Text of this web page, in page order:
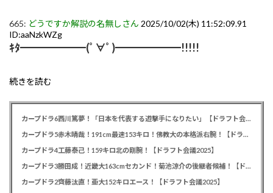
665: どうですか解説の名無しさん 2025/10/02(木) 11:52:09.91
ID:aaNzkWZg
ｷﾀ━━━━━━(ﾟ∀ﾟ)━━━━━━!!!!!
続きを読む
カープドラ6西川篤夢！「日本を代表する遊撃手になりたい」【ドラフト会議2025】
カープドラ5赤木晴哉！191cm最速153キロ！佛教大の本格派右腕！【ドラフト会議2025】
カープドラ4工藤泰己！159キロ北の剛腕！【ドラフト会議2025】
カープドラ3勝田成！近畿大163cmセカンド！菊池涼介の後継者候補！【ドラフト会議2025】
カープドラ2齊藤汰直！亜大152キロエース！【ドラフト会議2025】